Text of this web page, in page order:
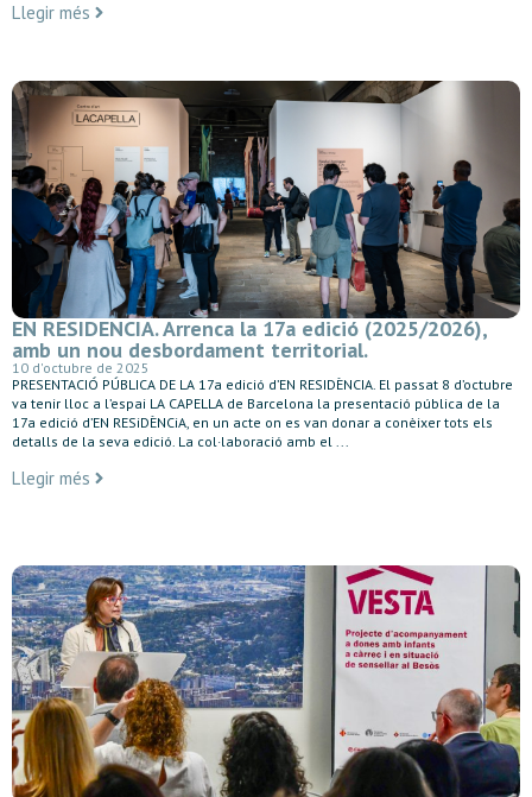
Llegir més
EN RESIDENCIA. Arrenca la 17a edició (2025/2026),
amb un nou desbordament territorial.
10 d'octubre de 2025
PRESENTACIÓ PÚBLICA DE LA 17a edició d’EN RESIDÈNCIA. El passat 8 d’octubre
va tenir lloc a l’espai LA CAPELLA de Barcelona la presentació pública de la
17a edició d’EN RESiDÈNCiA, en un acte on es van donar a conèixer tots els
detalls de la seva edició. La col·laboració amb el ...
Llegir més